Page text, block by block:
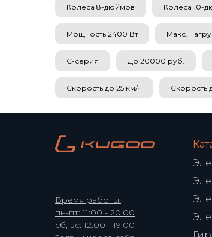
Колеса 8-дюймов Колеса 10-
Мощность 2400 Вт Макс.
C-серия До 20000 руб.
Скорость до 25 км/ч Скорость
Время работы:
пн-пт: 11:00 - 20:00
сб, вс: 12:00 - 19:00